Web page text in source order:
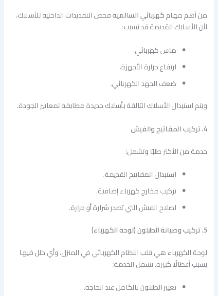
من أهم مهامكهربائي السالميةفحص التمديدات الداخلية للأسلاك،
لأن الأسلاك القديمة قد تسبب:
ماس كهربائي.
ارتفاع حرارة الأجهزة.
ضعف الجهد الكهربائي.
ويتم استبدال الأسلاك التالفة بأسلاك جديدة مطابقة لمعايير الجودة.
4. تركيب المفاتيح والفيش
خدمة من الأكثر طلبًا وتشمل:
استبدال المفاتيح القديمة.
تركيب مخارج كهرباء إضافية.
اصلاح الفيش التي تصدر شرارة أو حرارة.
5. تركيب وصيانة الطبلون (لوحة الكهرباء)
لوحة الكهرباء هي قلب النظام الكهربائي في المنزل، وأي خلل فيها
يسبب أعطالًا كبيرة. تشمل الخدمة:
تغيير الطبلون بالكامل عند الحاجة.